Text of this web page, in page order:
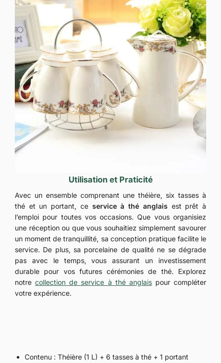
Utilisation et Praticité
Avec un ensemble comprenant une théière, six tasses à
thé et un portant, ce service à thé anglais est prêt à
l’emploi pour toutes vos occasions. Que vous organisiez
une réception ou que vous souhaitiez simplement savourer
un moment de tranquillité, sa conception pratique facilite le
service. De plus, sa porcelaine de qualité ne se dégrade
pas avec le temps, vous assurant un investissement
durable pour vos futures cérémonies de thé. Explorez
notrecollection de service à thé anglaispour compléter
votre expérience.
Contenu : Théière (1 L) + 6 tasses à thé + 1 portant